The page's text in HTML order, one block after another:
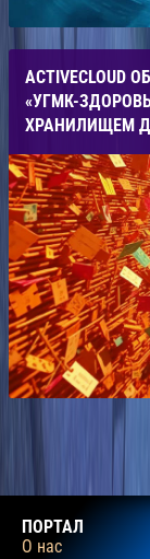
«УГМК-
ХРАНИЛИЩЕМ
ПОРТАЛ
О нас